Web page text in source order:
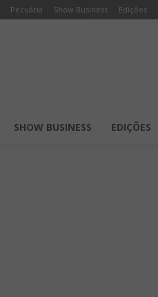
Pecuária Show Business Edições
SHOW BUSINESS EDIÇÕES